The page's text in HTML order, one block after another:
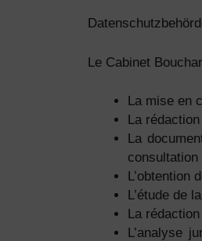
Le Cabinet
La mise en
La
La
L’obtention
L’étude de
La
L’analyse